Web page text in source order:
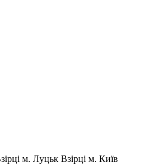
м. Луцьк Взірці м. Київ